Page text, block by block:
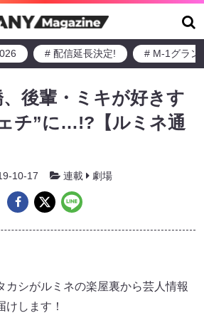
# 配信延長決定! # M-1グラン
後輩・ミキが好きす
チ”に…!?【ルミネ通
10-17 連載 劇場
カシがルミネの楽屋裏から芸人情報
けします！